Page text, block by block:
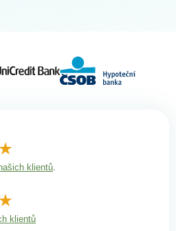
klientů.
klientů